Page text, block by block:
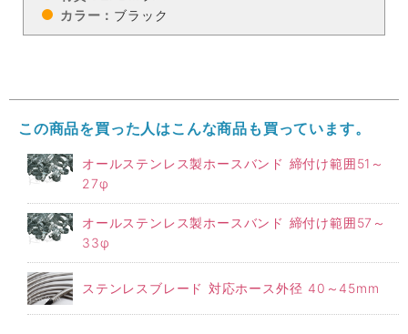
カラー： ブラック
この商品を買った人はこんな商品も買っています。
オールステンレス製ホースバンド 締付け範囲51～
27φ
オールステンレス製ホースバンド 締付け範囲57～
33φ
ステンレスブレード 対応ホース外径 40～45mm